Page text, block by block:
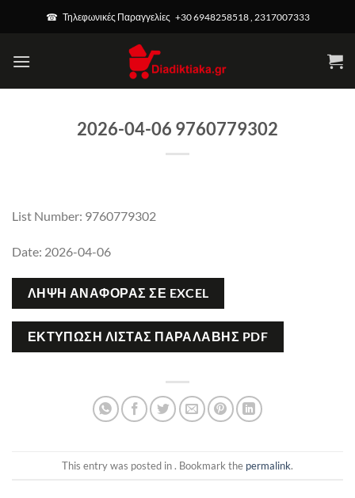
☎ Τηλεφωνικές Παραγγελίες +30 6948258518 , 2317007333
2026-04-06 9760779302
List Number: 9760779302
Date: 2026-04-06
ΛΉΨΗ ΑΝΑΦΟΡΆΣ ΣΕ EXCEL
ΕΚΤΎΠΩΣΗ ΛΊΣΤΑΣ ΠΑΡΑΛΑΒΉΣ PDF
This entry was posted in . Bookmark the permalink.